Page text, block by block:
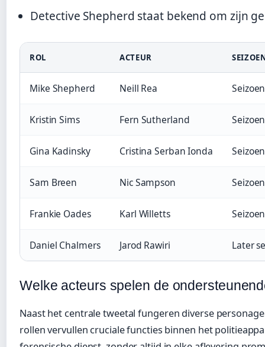
Detective Shepherd staat bekend om zijn
ROL ACTEUR
Mike Shepherd Neill Rea
Kristin Sims Fern Sutherland
Gina Kadinsky Cristina Serban Ionda
Sam Breen Nic Sampson
Frankie Oades Karl Willetts
Daniel Chalmers Jarod Rawiri Later
Welke acteurs spelen de
Naast het centrale tweetal fungeren diverse
rollen vervullen cruciale functies binnen het